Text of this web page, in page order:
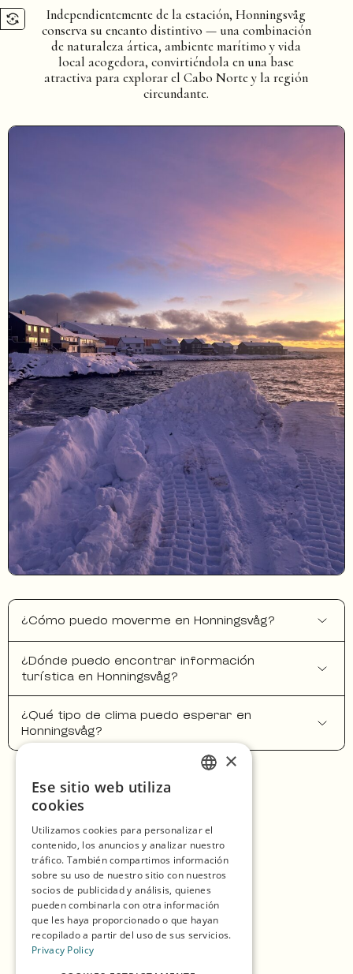
Independientemente de la estación, Honningsvåg
conserva su encanto distintivo — una combinación
de naturaleza ártica, ambiente marítimo y vida
local acogedora, convirtiéndola en una base
atractiva para explorar el Cabo Norte y la región
circundante.
¿Cómo puedo moverme en Honningsvåg?
¿Dónde puedo encontrar información
turística en Honningsvåg?
¿Qué tipo de clima puedo esperar en
Honningsvåg?
Experiencias
Comer y Beber
Compras
Temporadas
Nuestros Socios
SPANISH
NORWEGIAN
×
Ese sitio web utiliza
cookies
Utilizamos cookies para personalizar el
contenido, los anuncios y analizar nuestro
tráfico. También compartimos información
sobre su uso de nuestro sitio con nuestros
socios de publicidad y análisis, quienes
pueden combinarla con otra información
que les haya proporcionado o que hayan
recopilado a partir del uso de sus servicios.
Privacy Policy